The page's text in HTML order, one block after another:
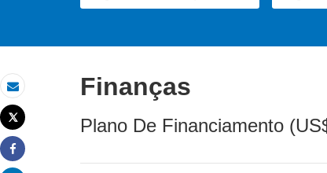
Email
Imprimir
Tweet
Share
Finanças
Plano De Financiamento